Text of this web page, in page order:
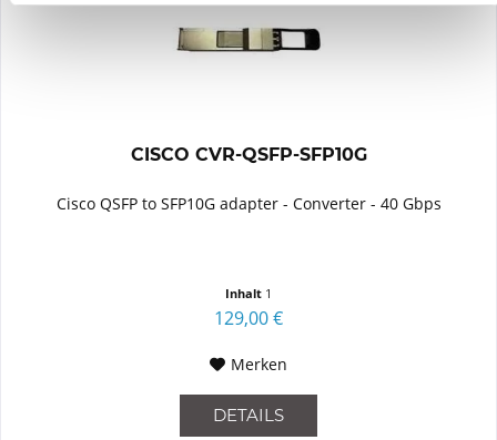
CISCO CVR-QSFP-SFP10G
Cisco QSFP to SFP10G adapter - Converter - 40 Gbps
Inhalt 1
129,00 €
Merken
DETAILS